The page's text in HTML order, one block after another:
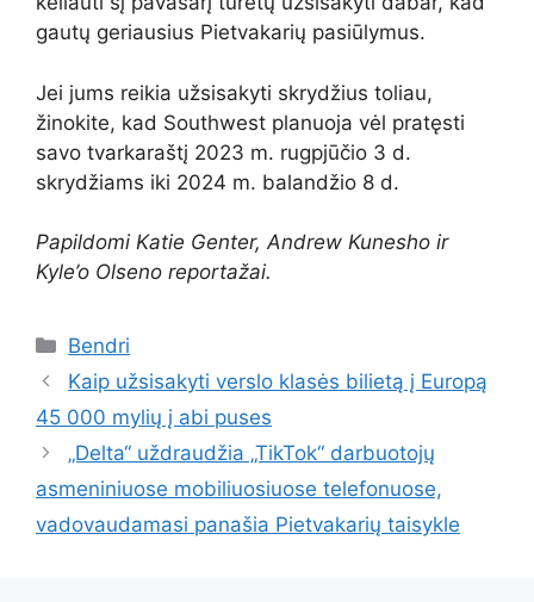
gautų geriausius Pietvakarių pasiūlymus.
Jei jums reikia užsisakyti skrydžius toliau,
žinokite, kad Southwest planuoja vėl pratęsti
savo tvarkaraštį 2023 m. rugpjūčio 3 d.
skrydžiams iki 2024 m. balandžio 8 d.
Papildomi Katie Genter, Andrew Kunesho ir
Kyle’o Olseno reportažai.
Kategorijos
Bendri
Kaip užsisakyti verslo klasės bilietą į Europą
45 000 mylių į abi puses
„Delta“ uždraudžia „TikTok“ darbuotojų
asmeniniuose mobiliuosiuose telefonuose,
vadovaudamasi panašia Pietvakarių taisykle